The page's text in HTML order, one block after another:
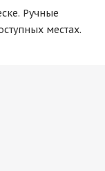
Ручные
местах.